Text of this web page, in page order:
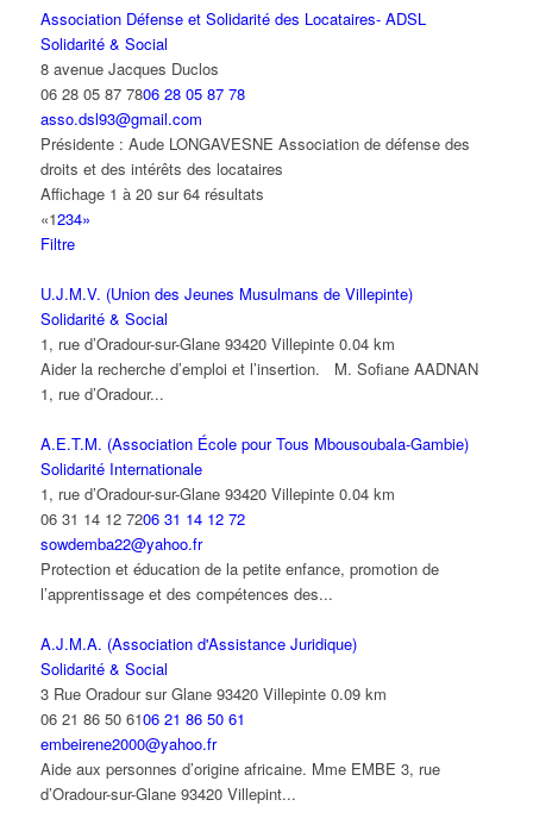
Association Défense et Solidarité des Locataires- ADSL
Solidarité & Social
8 avenue Jacques Duclos
06 28 05 87 7806 28 05 87 78
asso.dsl93@gmail.com
Présidente : Aude LONGAVESNE Association de défense des
droits et des intérêts des locataires
Affichage 1 à 20 sur 64 résultats
«1234»
Filtre
U.J.M.V. (Union des Jeunes Musulmans de Villepinte)
Solidarité & Social
1, rue d’Oradour-sur-Glane 93420 Villepinte 0.04 km
Aider la recherche d’emploi et l’insertion. M. Sofiane AADNAN
1, rue d’Oradour...
A.E.T.M. (Association École pour Tous Mbousoubala-Gambie)
Solidarité Internationale
1, rue d’Oradour-sur-Glane 93420 Villepinte 0.04 km
06 31 14 12 7206 31 14 12 72
sowdemba22@yahoo.fr
Protection et éducation de la petite enfance, promotion de
l’apprentissage et des compétences des...
A.J.M.A. (Association d'Assistance Juridique)
Solidarité & Social
3 Rue Oradour sur Glane 93420 Villepinte 0.09 km
06 21 86 50 6106 21 86 50 61
embeirene2000@yahoo.fr
Aide aux personnes d’origine africaine. Mme EMBE 3, rue
d’Oradour-sur-Glane 93420 Villepint...